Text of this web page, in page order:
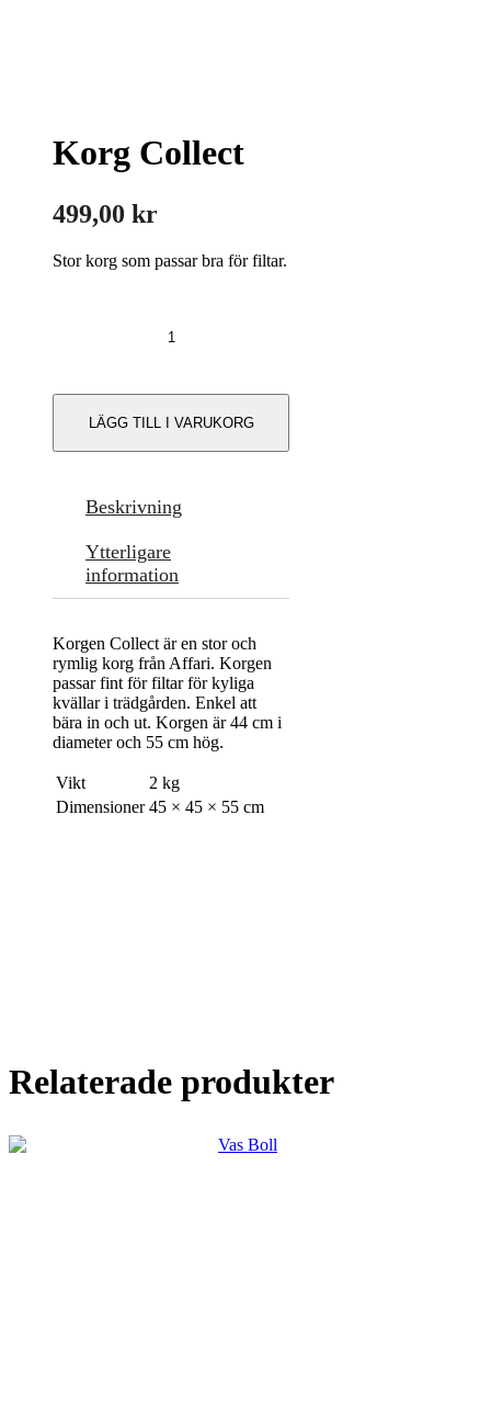
Korg Collect
499,00 kr
Stor korg som passar bra för filtar.
Collect
LÄGG TILL I VARUKORG
Beskrivning
Ytterligare
information
Korgen Collect är en stor och
rymlig korg från Affari. Korgen
passar fint för filtar för kyliga
kvällar i trädgården. Enkel att
bära in och ut. Korgen är 44 cm i
diameter och 55 cm hög.
Vikt
2 kg
Dimensioner 45 × 45 × 55 cm
Relaterade produkter